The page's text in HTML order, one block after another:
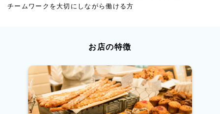
チームワークを大切にしながら働ける方
お店の特徴